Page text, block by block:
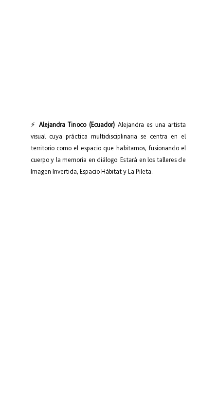
⚡ Alejandra Tinoco (Ecuador) Alejandra es una artista
visual cuya práctica multidisciplinaria se centra en el
territorio como el espacio que habitamos, fusionando el
cuerpo y la memoria en diálogo. Estará en los talleres de
Imagen Invertida, Espacio Hábitat y La Pileta.